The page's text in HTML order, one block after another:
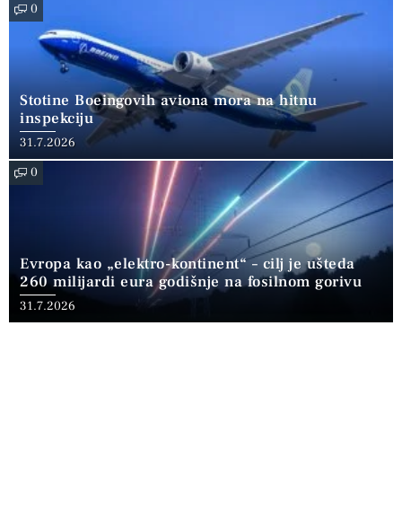
0
Stotine Boeingovih aviona mora na hitnu
inspekciju
31.7.2026
0
Evropa kao „elektro-kontinent“ – cilj je ušteda
260 milijardi eura godišnje na fosilnom gorivu
31.7.2026